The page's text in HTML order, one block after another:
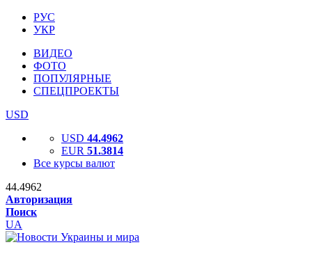
РУС
УКР
ВИДЕО
ФОТО
ПОПУЛЯРНЫЕ
СПЕЦПРОЕКТЫ
USD
USD 44.4962
EUR 51.3814
Все курсы валют
44.4962
Авторизация
Поиск
UA